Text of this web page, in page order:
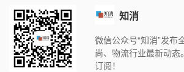
知消
微信公众号“知消”发布
尚、物流行业最新动
订阅！